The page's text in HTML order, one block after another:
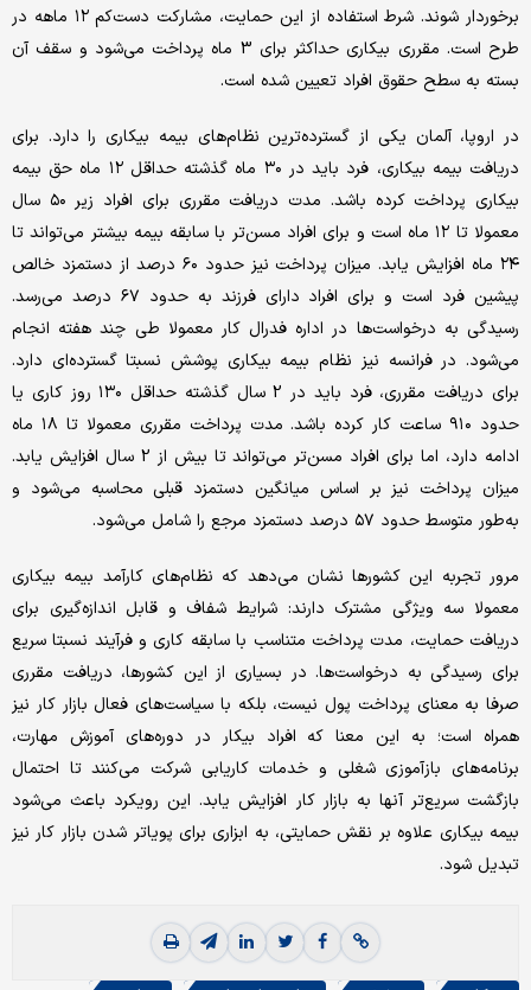
برخوردار شوند. شرط استفاده از این حمایت، مشارکت دست‌کم ۱۲ ماهه در
طرح است. مقرری بیکاری حداکثر برای 3 ماه پرداخت می‌شود و سقف آن
بسته به سطح حقوق افراد تعیین شده است.
در اروپا، آلمان یکی از گسترده‌ترین نظام‌های بیمه بیکاری را دارد. برای
دریافت بیمه بیکاری، فرد باید در ۳۰ ماه گذشته حداقل ۱۲ ماه حق بیمه
بیکاری پرداخت کرده باشد. مدت دریافت مقرری برای افراد زیر ۵۰ سال
معمولا تا ۱۲ ماه است و برای افراد مسن‌تر با سابقه بیمه بیشتر می‌تواند تا
۲۴ ماه افزایش یابد. میزان پرداخت نیز حدود ۶۰ درصد از دستمزد خالص
پیشین فرد است و برای افراد دارای فرزند به حدود ۶۷ درصد می‌رسد.
رسیدگی به درخواست‌ها در اداره فدرال کار معمولا طی چند هفته انجام
می‌شود. در فرانسه نیز نظام بیمه بیکاری پوشش نسبتا گسترده‌ای دارد.
برای دریافت مقرری، فرد باید در 2 سال گذشته حداقل ۱۳۰ روز کاری یا
حدود ۹۱۰ ساعت کار کرده باشد. مدت پرداخت مقرری معمولا تا ۱۸ ماه
ادامه دارد، اما برای افراد مسن‌تر می‌تواند تا بیش از 2 سال افزایش یابد.
میزان پرداخت نیز بر اساس میانگین دستمزد قبلی محاسبه می‌شود و
به‌طور متوسط حدود ۵۷ درصد دستمزد مرجع را شامل می‌شود.
مرور تجربه این کشورها نشان می‌دهد که نظام‌های کارآمد بیمه بیکاری
معمولا سه ویژگی مشترک دارند: شرایط شفاف و قابل اندازه‌گیری برای
دریافت حمایت، مدت پرداخت متناسب با سابقه کاری و فرآیند نسبتا سریع
برای رسیدگی به درخواست‌ها. در بسیاری از این کشورها، دریافت مقرری
صرفا به معنای پرداخت پول نیست، بلکه با سیاست‌های فعال بازار کار نیز
همراه است؛ به این معنا که افراد بیکار در دوره‌های آموزش مهارت،
برنامه‌های بازآموزی شغلی و خدمات کاریابی شرکت می‌کنند تا احتمال
بازگشت سریع‌تر آنها به بازار کار افزایش یابد. این رویکرد باعث می‌شود
بیمه بیکاری علاوه بر نقش حمایتی، به ابزاری برای پویاتر شدن بازار کار نیز
تبدیل شود.